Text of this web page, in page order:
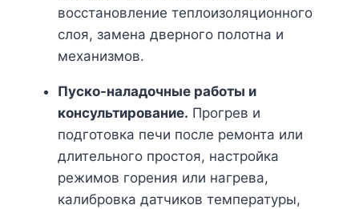
восстановление теплоизоляционного
слоя, замена дверного полотна и
механизмов.
Пуско-наладочные работы и
консультирование. Прогрев и
подготовка печи после ремонта или
длительного простоя, настройка
режимов горения или нагрева,
калибровка датчиков температуры,